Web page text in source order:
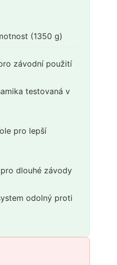
(1350 g)
závodní použití
testovaná v
pro lepší
dlouhé závody
odolný proti